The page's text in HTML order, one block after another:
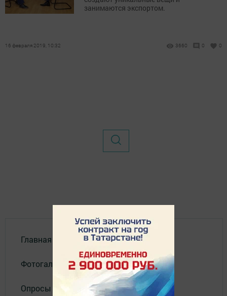
занимаются экспортом.
16 февраля 2019, 10:32 3660 0 0
Главная
Фотогалереи
Опросы